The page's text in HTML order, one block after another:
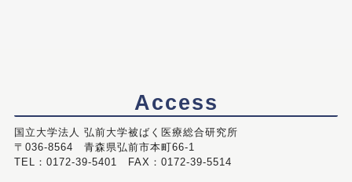
Access
国立大学法人 弘前大学被ばく医療総合研究所
〒036-8564 青森県弘前市本町66-1
TEL：0172-39-5401 FAX：0172-39-5514